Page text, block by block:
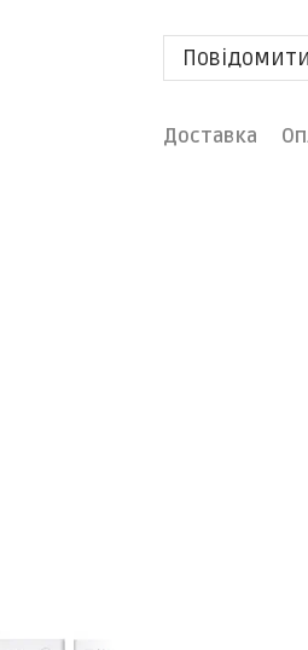
Доставка